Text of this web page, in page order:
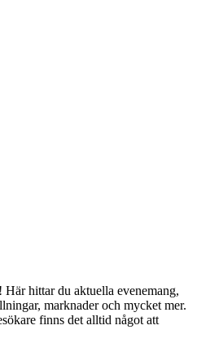
hittar du aktuella evenemang,
marknader och mycket mer.
finns det alltid något att